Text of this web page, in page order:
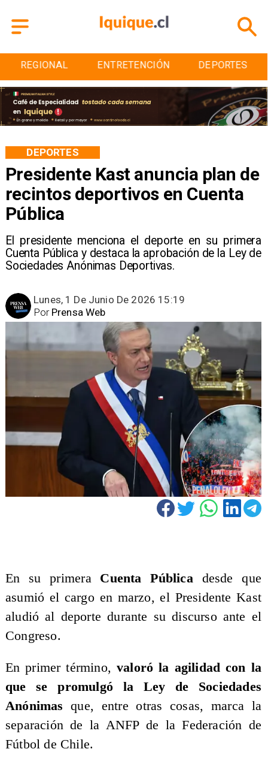
REGIONAL ENTRETENCIÓN DEPORTES
Presidente Kast anuncia plan de
recintos deportivos en Cuenta
Pública
El presidente menciona el deporte en su primera
Cuenta Pública y destaca la aprobación de la Ley de
Sociedades Anónimas Deportivas.
DEPORTES
Lunes, 1 De Junio De 2026 15:19
Prensa Web
Por
En su primera Cuenta Pública desde que
asumió el cargo en marzo, el Presidente Kast
aludió al deporte durante su discurso ante el
Congreso.
En primer término,valoró la agilidad con la
que se promulgó la Ley de Sociedades
Anónimas que, entre otras cosas, marca la
separación de la ANFP de la Federación de
Fútbol de Chile.